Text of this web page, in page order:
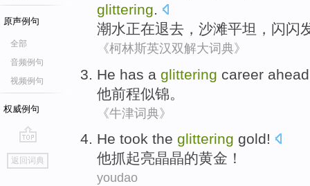
原声例句
全部
音频例句
视频例句
权威例句
go
top
返回词典
glittering.
潮水正在退去， 沙滩平坦 ，闪闪
《柯林斯英汉双解大词典》
He has a glittering career ahead
他前程似锦 。
《牛津词典》
He took the glittering gold!
他抓起亮晶晶的黄金 ！
youdao